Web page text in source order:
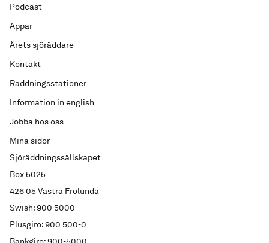
Sjöräddningssällskapet
Box 5025
426 05 Västra Frölunda
Swish: 900 5000
Plusgiro: 900 500-0
Podcast
Appar
Årets sjöräddare
Kontakt
Räddningsstationer
Information in english
Jobba hos oss
Mina sidor